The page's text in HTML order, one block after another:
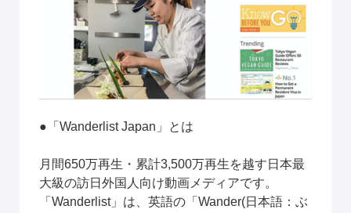
●「Wanderlist Japan」とは
月間650万再生・累計3,500万再生を越す日本最
大級の訪日外国人向け動画メディアです。
「Wanderlist」は、英語の「Wander(日本語：ぶ